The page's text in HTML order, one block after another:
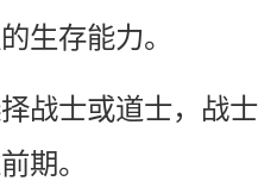
生存能力。
战士或道士，战
期。